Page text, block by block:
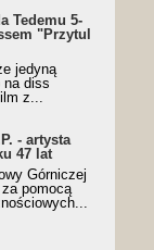
Tedemu 5-
"Przytul
jedyną
na diss
z...
- artysta
47 lat
Górniczej
pomocą